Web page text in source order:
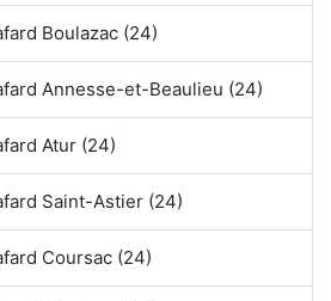
Boulazac (24)
Annesse-et-Beaulieu (24)
Atur (24)
Saint-Astier (24)
Coursac (24)